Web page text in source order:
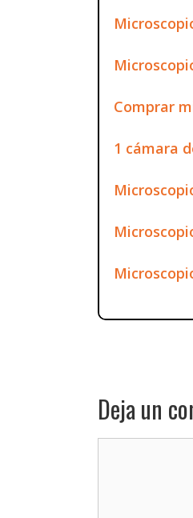
Comprar
1 cámara
Deja un